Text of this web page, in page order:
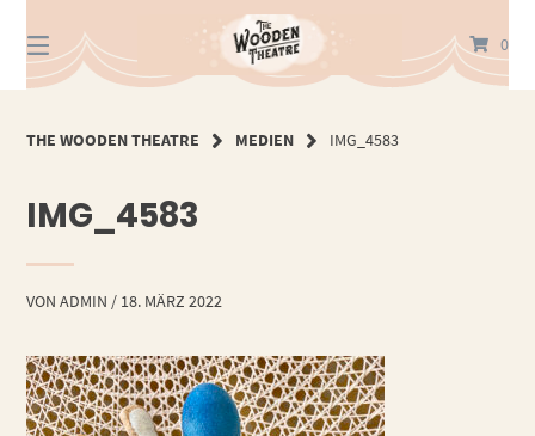
zum
Inhalt
0
THE WOODEN THEATRE MEDIEN IMG_4583
IMG_4583
VONADMIN / 18. MÄRZ 2022